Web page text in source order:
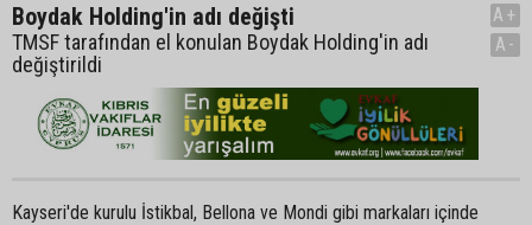
Boydak Holding'in adı değişti
TMSF tarafından el konulan Boydak Holding'in adı
değiştirildi
A+
A-
Kayseri'de kurulu İstikbal, Bellona ve Mondi gibi markaları içinde